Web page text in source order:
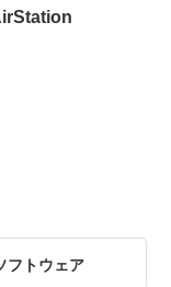
フトウェア